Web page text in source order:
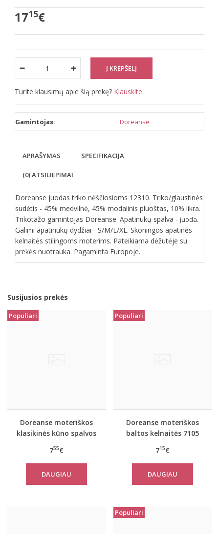
1715€
Turite klausimų apie šią prekę? Klauskite
Gamintojas: Doreanse
APRAŠYMAS SPECIFIKACIJA
(0) ATSILIEPIMAI
Doreanse juodas triko nėščiosioms 12310. Triko/glaustinės
sudėtis - 45% medvilnė, 45% modalinis pluoštas, 10% likra.
Trikotažo gamintojas Doreanse. Apatinukų spalva - juoda.
Galimi apatinukų dydžiai - S/M/L/XL. Skoningos apatinės
kelnaitės stilingoms moterims. Pateikiama dėžutėje su
prekės nuotrauka. Pagaminta Europoje.
Susijusios prekės
Populiari
Doreanse moteriškos
klasikinės kūno spalvos
755€
DAUGIAU
Populiari
Doreanse moteriškos
baltos kelnaitės 7105
715€
DAUGIAU
Populiari